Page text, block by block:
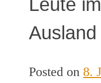
Leute
Ausland
Posted on 8.